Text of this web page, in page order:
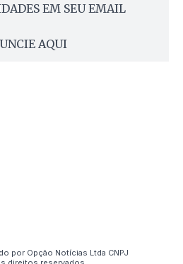
EM SEU EMAIL
AQUI
por Opção Notícias Ltda CNPJ